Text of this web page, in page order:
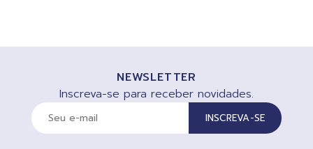
NEWSLETTER
Inscreva-se para receber novidades.
INSCREVA-SE